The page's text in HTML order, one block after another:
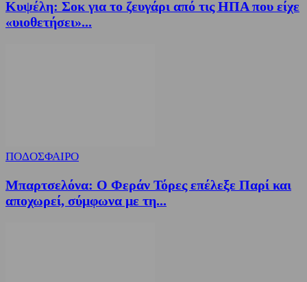
Κυψέλη: Σοκ για το ζευγάρι από τις ΗΠΑ που είχε
«υιοθετήσει»...
ΠΟΔΟΣΦΑΙΡΟ
Μπαρτσελόνα: Ο Φεράν Τόρες επέλεξε Παρί και
αποχωρεί, σύμφωνα με τη...